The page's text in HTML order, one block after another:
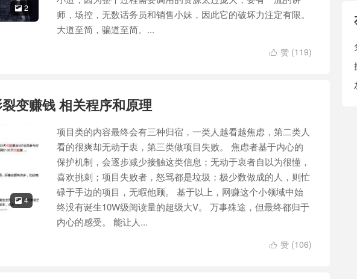
 2
师，场控，无数话务员和销售小妹，因此它的破坏力注定有限。
大道至简，骗道至简。...
 赞 (119)
变赚钱 相关程序和原理
 4
项目类的内容最终会有三种归宿，一类人越看越焦虑，第二类人
看的很爽却无动于衷，第三类做项目失败。 焦虑者基于内心的
保护机制，会逐步减少接触这类信息；无动于衷者自以为很懂，
喜欢挑刺；项目失败者，怒骂都是垃圾；极少数做成的人，则忙
碌于手边的项目，无暇他顾。 基于以上，网赚这个小领域中始
终没有诞生10W级阅读量的超级大V。 万事殊途，但最终都归于
内心的感受。 能让人...
 赞 (106)